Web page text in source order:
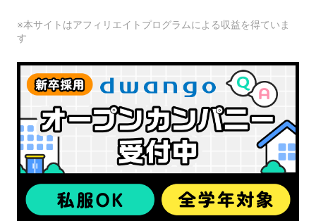
※本サイトはアフィリエイトプログラムによる収益を得ていま
す